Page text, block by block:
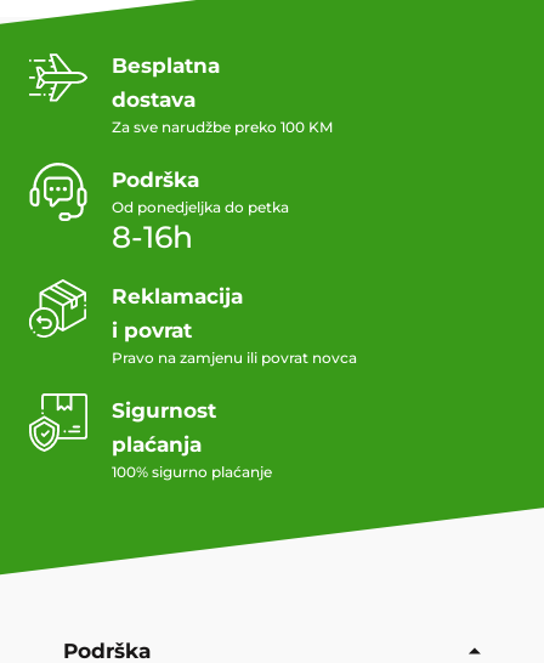
Besplatna
dostava
Za sve narudžbe preko 100 KM
Podrška
Od ponedjeljka do petka
8-16h
Reklamacija
i povrat
Pravo na zamjenu ili povrat novca
Sigurnost
plaćanja
100% sigurno plaćanje
Podrška